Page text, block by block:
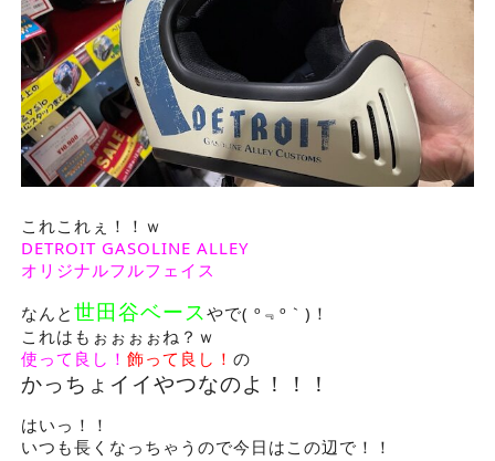
これこれぇ！！ｗ
DETROIT GASOLINE ALLEY
オリジナルフルフェイス
なんと 世田谷ベースやで( º ﹃ º ｀ )！
これはもぉぉぉぉね？ｗ
使って良し！ 飾って良し！ の
かっちょイイやつなのよ！！！
はいっ！！
いつも長くなっちゃうので今日はこの辺で！！